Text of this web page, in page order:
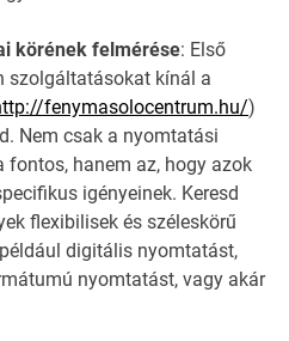
körének felmérése: Első
szolgáltatásokat kínál a
fenymasolocentrum.hu/)
Nem csak a nyomtatási
hanem az, hogy azok
igényeinek. Keresd
flexibilisek és széleskörű
digitális nyomtatást,
nyomtatást, vagy akár